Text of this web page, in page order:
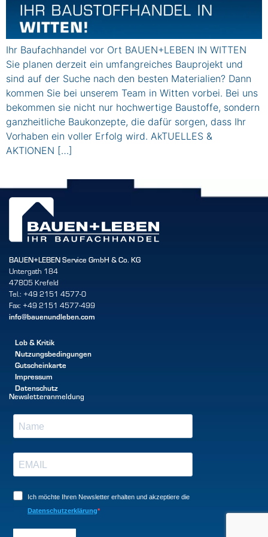
Ihr Baufachhandel vor Ort BAUEN+LEBEN IN WITTEN
Sie planen derzeit ein umfangreiches Bauprojekt und
sind auf der Suche nach den besten Materialien? Dann
kommen Sie bei unserem Team in Witten vorbei. Bei uns
bekommen sie nicht nur hochwertige Baustoffe, sondern
ganzheitliche Baukonzepte, die dafür sorgen, dass Ihr
Vorhaben ein voller Erfolg wird. AkTUELLES &
AKTIONEN […]
BAUEN+LEBEN Service GmbH & Co. KG
Untergath 184
47805 Krefeld
Tel.: +49 2151 4577-0
Fax: +49 2151 4577-499
info@bauenundleben.com
Lob & Kritik
Nutzungsbedingungen
Gutscheinkarte
Impressum
Datenschutz
Newsletteranmeldung
Ich möchte Ihren Newsletter erhalten und akzeptiere die
Datenschutzerklärung